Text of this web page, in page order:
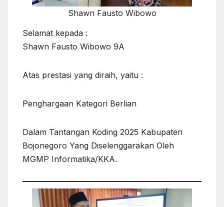
Shawn Fausto Wibowo
Selamat kepada :
Shawn Fausto Wibowo 9A
Atas prestasi yang diraih, yaitu :
Penghargaan Kategori Berlian
Dalam Tantangan Koding 2025 Kabupaten
Bojonegoro Yang Diselenggarakan Oleh
MGMP Informatika/KKA.